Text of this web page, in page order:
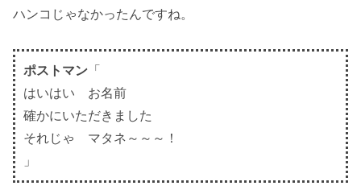
ハンコじゃなかったんですね。
ポストマン 「
はいはい お名前
確かにいただきました
それじゃ マタネ～～～！
」